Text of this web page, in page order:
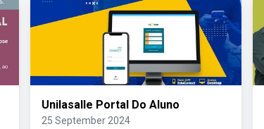
Unilasalle Portal Do Aluno
25 September 2024